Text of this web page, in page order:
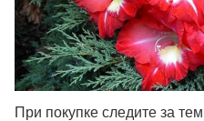
При покупке следите за